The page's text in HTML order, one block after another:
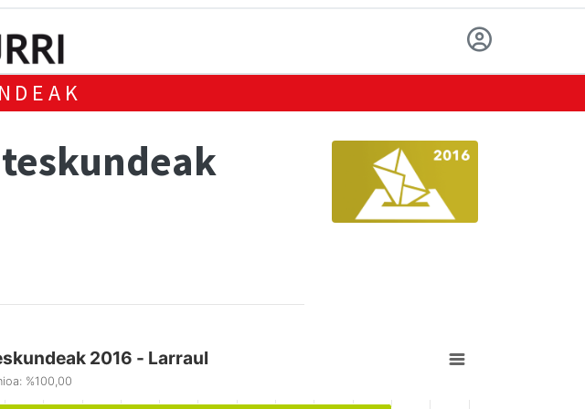
2016 - Larraul
%100,00